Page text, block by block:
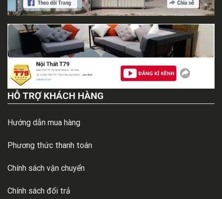
HỖ TRỢ KHÁCH HÀNG
Hướng dẫn mua hàng
Phương thức thanh toán
Chính sách vận chuyển
Chính sách đổi trả